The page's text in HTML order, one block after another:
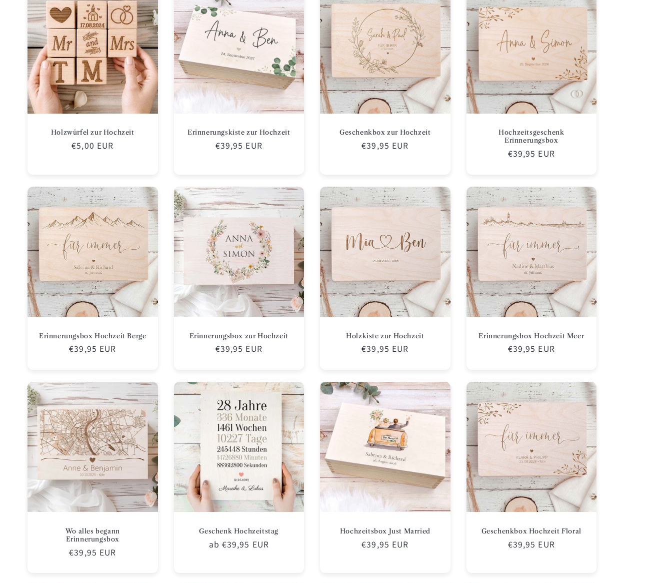
Holzwürfel zur Hochzeit
Normaler
€5,00 EUR
Erinnerungskiste zur Hochzeit
Normaler
€39,95 EUR
Geschenkbox zur Hochzeit
Normaler
€39,95 EUR
Hochzeitsgeschenk
Erinnerungsbox
Normaler
€39,95 EUR
Erinnerungsbox Hochzeit Berge
Normaler
€39,95 EUR
Erinnerungsbox zur Hochzeit
Normaler
€39,95 EUR
Holzkiste zur Hochzeit
Normaler
€39,95 EUR
Erinnerungsbox Hochzeit Meer
Normaler
€39,95 EUR
Wo alles begann
Erinnerungsbox
Normaler
€39,95 EUR
Geschenk Hochzeitstag
Normaler
ab €39,95 EUR
Hochzeitsbox Just Married
Normaler
€39,95 EUR
Geschenkbox Hochzeit Floral
Normaler
€39,95 EUR